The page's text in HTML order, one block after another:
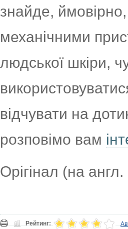
знайде, ймовірно,
механічними
людської шкіри,
відчувати на
розповімо вам
Орігінал (на
Рейтинг: